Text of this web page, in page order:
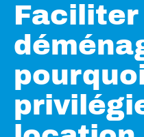
Faciliter